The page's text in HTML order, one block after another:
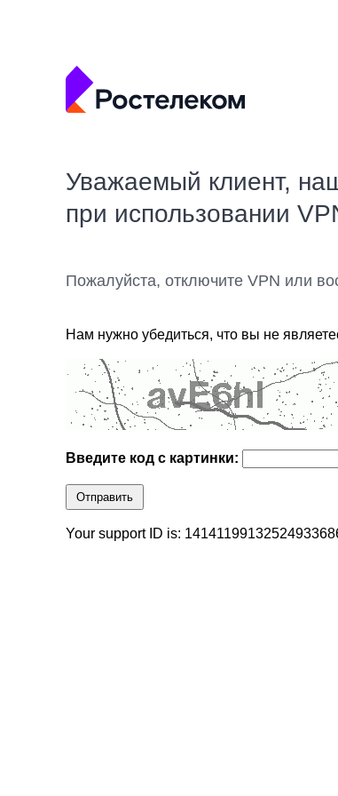
Уважаемый клиент,
при использовании
Пожалуйста, отключите VPN или
Нам нужно убедиться, что вы не
Введите код с картинки:
Отправить
Your support ID is: